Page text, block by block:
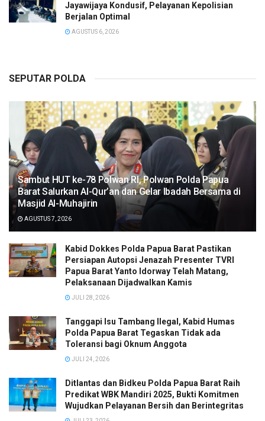
Jayawijaya Kondusif, Pelayanan Kepolisian
Berjalan Optimal
AGUSTUS 6, 2026
SEPUTAR POLDA
Sambut HUT ke-78 Polwan RI, Polwan Polda Papua
Barat Salurkan Al-Qur’an dan Gelar Ibadah Bersama di
Masjid Al-Muhajirin
AGUSTUS 7, 2026
Kabid Dokkes Polda Papua Barat Pastikan
Persiapan Autopsi Jenazah Presenter TVRI
Papua Barat Yanto Idorway Telah Matang,
Pelaksanaan Dijadwalkan Kamis
JULI 28, 2026
Tanggapi Isu Tambang Ilegal, Kabid Humas
Polda Papua Barat Tegaskan Tidak ada
Toleransi bagi Oknum Anggota
JULI 24, 2026
Ditlantas dan Bidkeu Polda Papua Barat Raih
Predikat WBK Mandiri 2025, Bukti Komitmen
Wujudkan Pelayanan Bersih dan Berintegritas